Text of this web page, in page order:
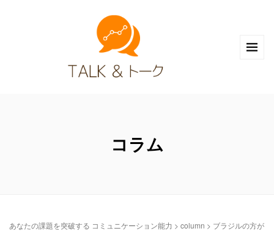
コラム
あなたの課題を突破する コミュニケーション能力 > column > ブラジルの方が